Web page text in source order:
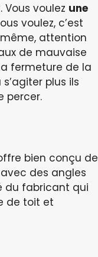
voulez une
voulez, c’est
attention
de mauvaise
fermeture de la
plus ils
percer.
bien conçu de
des angles
du fabricant qui
de toit et